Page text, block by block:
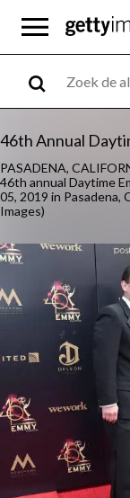
46th Annual
PASADENA,
46th annual Daytime
05, 2019 in
Images)